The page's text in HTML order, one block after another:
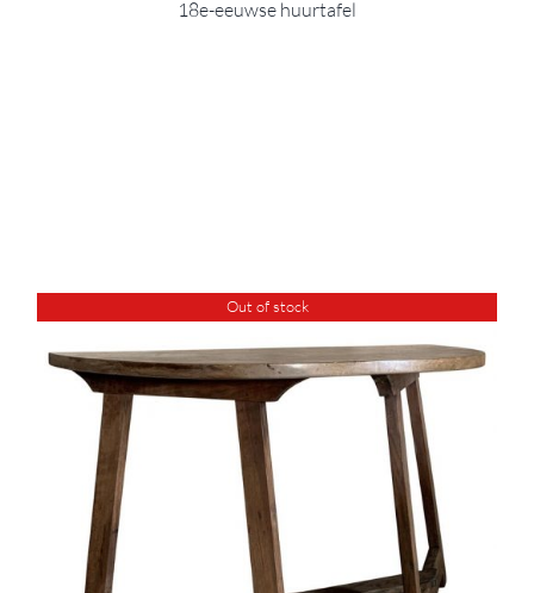
18e-eeuwse huurtafel
Out of stock